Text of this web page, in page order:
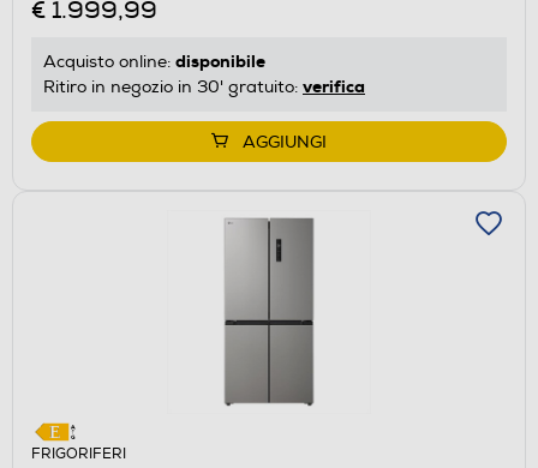
€ 1.999,99
Acquisto online: disponibile
Ritiro in negozio in 30' gratuito: verifica
AGGIUNGI
FRIGORIFERI